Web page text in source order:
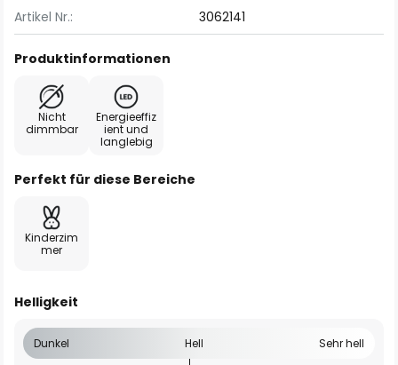
Artikel Nr.: 3062141
Produktinformationen
Nicht
dimmbar
Energieeffiz
ient und
langlebig
Perfekt für diese Bereiche
Kinderzim
mer
Helligkeit
Dunkel Hell Sehr hell